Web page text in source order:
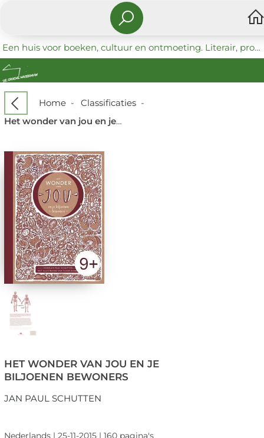
Een huis voor boeken, cultuur en ontmoeting. Literair, progressief en coöperatief.
Home- Classificaties-
Het wonder van jou en je biljoenen bewoners
HET WONDER VAN JOU EN JE
BILJOENEN BEWONERS
JAN PAUL SCHUTTEN
Nederlands | 25-11-2015 | 160 pagina's